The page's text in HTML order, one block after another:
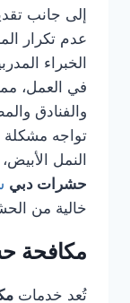
إلى جانب
عدم تكرار
الخبراء
في العمل، مما
والفنادق
تواجه مشكلة
النمل
حشرات دبي
خالية من
مكافحة
تُعد خدمات